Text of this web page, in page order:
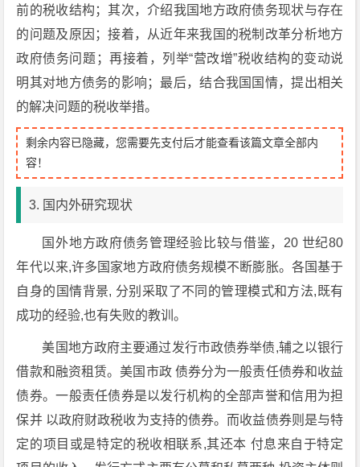
前的税收结构；其次，介绍我国地方政府债务现状与存在
的问题及原因；接着，从近年来我国的税制改革分析地方
政府债务问题；再接着，列举“营改增”税收结构的变动说
明其对地方债务的影响；最后，结合我国国情，提出相关
的解决问题的税收举措。
剩余内容已隐藏，您需要先支付后才能查看该篇文章全部内
容！
3. 国内外研究现状
国外地方政府债务管理经验比较与借鉴，20 世纪80
年代以来,许多国家地方政府债务规模不断膨胀。各国基于
自身的国情背景, 分别采取了不同的管理模式和方法,既有
成功的经验,也有失败的教训。
美国地方政府主要通过发行市政债券举债,辅之以银行
借款和融资租赁。美国市政 债券分为一般责任债券和收益
债券。一般责任债券是以发行机构的全部声誉和信用为担
保并 以政府财政税收为支持的债券。而收益债券则是与特
定的项目或是特定的税收相联系,其还本 付息来自于特定